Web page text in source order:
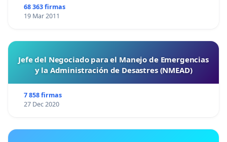
68 363 firmas
19 Mar 2011
Jefe del Negociado para el Manejo de Emergencias
y la Administración de Desastres (NMEAD)
7 858 firmas
27 Dec 2020